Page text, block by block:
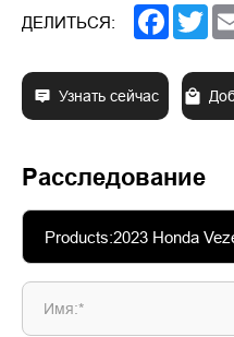
ДЕЛИТЬСЯ:
Узнать сейчас
Расследование
Имя:*